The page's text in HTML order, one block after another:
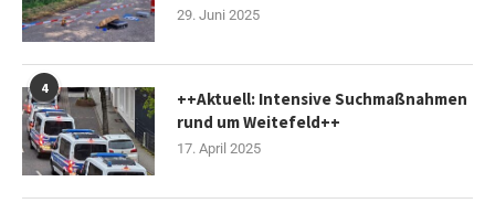
29. Juni 2025
4
++Aktuell: Intensive Suchmaßnahmen
rund um Weitefeld++
17. April 2025